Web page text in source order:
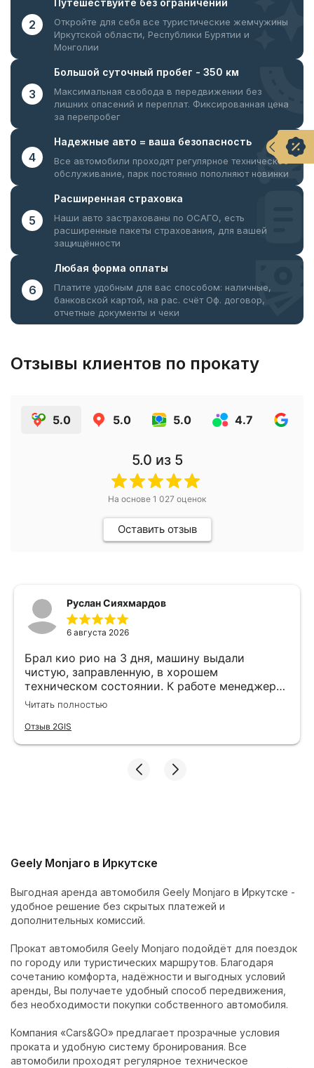
2
Путешествуйте без ограничений
Откройте для себя все туристические жемчужины
Иркутской области, Республики Бурятии и
Монголии
3
Большой суточный пробег - 350 км
Максимальная свобода в передвижении без
лишних опасений и переплат. Фиксированная цена
за перепробег
4
Надежные авто = ваша безопасность
Все автомобили проходят регулярное техническое
обслуживание, парк постоянно пополняют новинки
5
Расширенная страховка
Наши авто застрахованы по ОСАГО, есть
расширенные пакеты страхования, для вашей
защищённости
6
Любая форма оплаты
Платите удобным для вас способом: наличные,
банковской картой, на рас. счёт Оф. договор,
отчетные документы и чеки
Отзывы клиентов по прокату
5.0 5.0 5.0 4.7
5.0 из 5
На основе 1 027 оценок
Оставить отзыв
Руслан Сияхмардов
6 августа 2026
Брал кио рио на 3 дня, машину выдали
чистую, заправленную, в хорошем
техническом состоянии. К работе менеджера
вопрос нет, все подробно объясняют и
Cars&Go
Читать полностью
Отзыв 2GIS
Geely Monjaro в Иркутске
Выгодная аренда автомобиля Geely Monjaro в Иркутске -
удобное решение без скрытых платежей и
дополнительных комиссий.
Прокат автомобиля Geely Monjaro подойдёт для поездок
по городу или туристических маршрутов. Благодаря
сочетанию комфорта, надёжности и выгодных условий
аренды, Вы получаете удобный способ передвижения,
без необходимости покупки собственного автомобиля.
Компания «Cars&GO» предлагает прозрачные условия
проката и удобную систему бронирования. Все
автомобили проходят регулярное техническое